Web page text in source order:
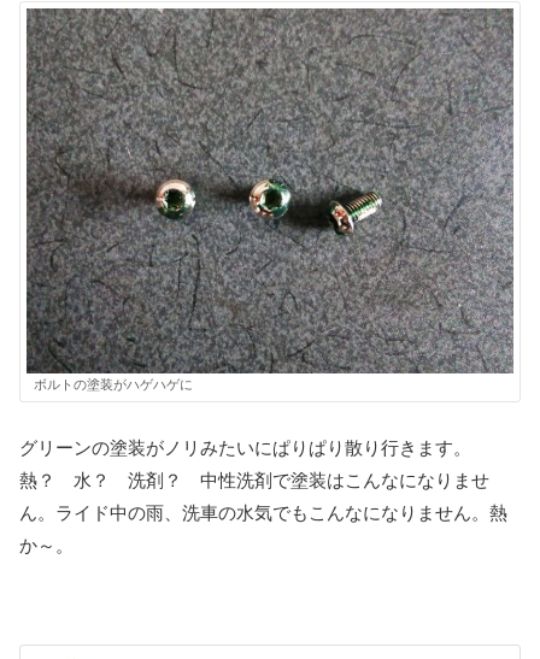
ボルトの塗装がハゲハゲに
グリーンの塗装がノリみたいにぱりぱり散り行きます。
熱？ 水？ 洗剤？ 中性洗剤で塗装はこんなになりませ
ん。ライド中の雨、洗車の水気でもこんなになりません。熱
か～。